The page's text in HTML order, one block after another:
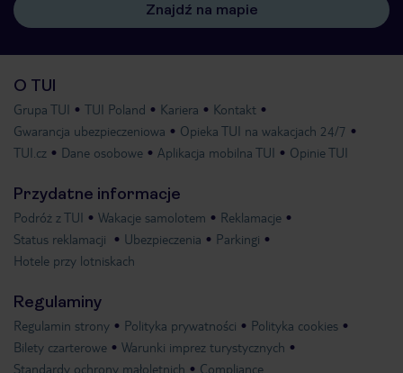
Znajdź na mapie
O TUI
Grupa TUI TUI Poland Kariera
Kontakt
Gwarancja ubezpieczeniowa
Opieka TUI na wakacjach 24/7
TUI.cz
Dane osobowe Aplikacja mobilna TUI Opinie TUI
Przydatne informacje
Podróż z TUI Wakacje samolotem
Reklamacje
Status reklamacji
Ubezpieczenia
Parkingi
Hotele przy lotniskach
Regulaminy
Regulamin strony Polityka prywatności
Polityka cookies
Bilety czarterowe
Warunki imprez turystycznych
Standardy ochrony małoletnich
Compliance